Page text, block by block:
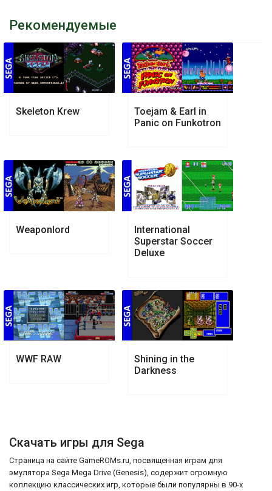
Рекомендуемые
Skeleton Krew
Toejam & Earl in
Panic on Funkotron
Weaponlord
International
Superstar Soccer
Deluxe
WWF RAW
Shining in the
Darkness
Скачать игры для Sega
Страница на сайте GameROMs.ru, посвященная играм для
эмулятора Sega Mega Drive (Genesis), содержит огромную
коллекцию классических игр, которые были популярны в 90-х